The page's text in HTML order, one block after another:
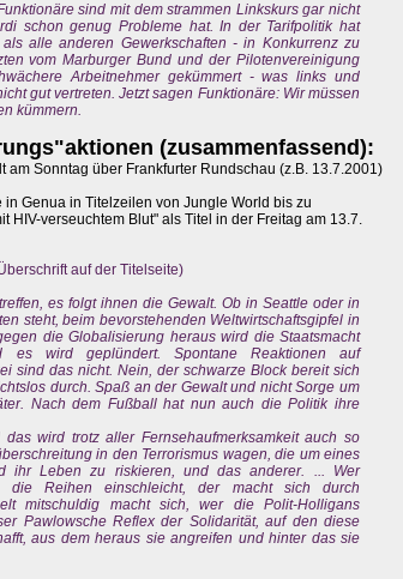
sind mit dem strammen Linkskurs gar nicht
schon genug Probleme hat. In der Tarifpolitik hat
alle anderen Gewerkschaften - in Konkurrenz zu
vom Marburger Bund und der Pilotenvereinigung
Arbeitnehmer gekümmert - was links und
gut vertreten. Jetzt sagen Funktionäre: Wir müssen
kümmern.
(zusammenfassend):
Sonntag über Frankfurter Rundschau (z.B. 13.7.2001)
Genua in Titelzeilen von Jungle World bis zu
HIV-verseuchtem Blut" als Titel in der Freitag am 13.7.
auf der Titelseite)
es folgt ihnen die Gewalt. Ob in Seattle oder in
steht, beim bevorstehenden Weltwirtschaftsgipfel in
die Globalisierung heraus wird die Staatsmacht
es wird geplündert. Spontane Reaktionen auf
sind das nicht. Nein, der schwarze Block bereit sich
durch. Spaß an der Gewalt und nicht Sorge um
Nach dem Fußball hat nun auch die Politik ihre
wird trotz aller Fernsehaufmerksamkeit auch so
in den Terrorismus wagen, die um eines
ihr Leben zu riskieren, und das anderer. ... Wer
Reihen einschleicht, der macht sich durch
mitschuldig macht sich, wer die Polit-Holligans
Pawlowsche Reflex der Solidarität, auf den diese
aus dem heraus sie angreifen und hinter das sie